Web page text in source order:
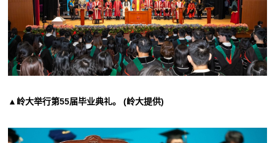
▲岭大举行第55届毕业典礼。 (岭大提供)